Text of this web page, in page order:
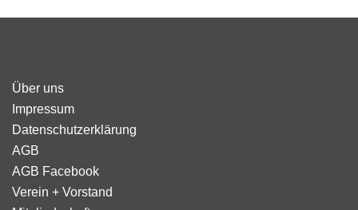
Über uns
Impressum
Datenschutzerklärung
AGB
AGB Facebook
Verein + Vorstand